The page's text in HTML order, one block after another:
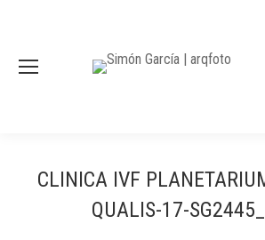
CLINICA IVF
QUALIS-17-